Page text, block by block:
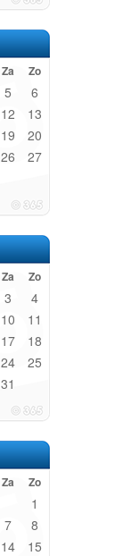
Za Zo
5 6
12 13
19 20
26 27
Za Zo
3 4
10 11
17 18
24 25
31
Za Zo
1
7 8
14 15